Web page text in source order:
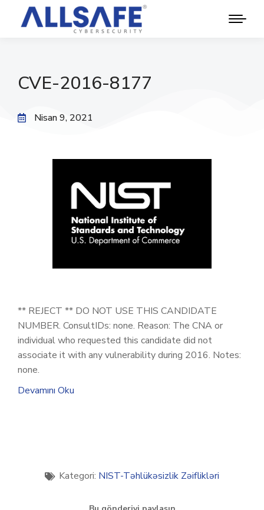
CVE-2016-8177
Nisan 9, 2021
** REJECT ** DO NOT USE THIS CANDIDATE
NUMBER. ConsultIDs: none. Reason: The CNA or
individual who requested this candidate did not
associate it with any vulnerability during 2016. Notes:
none.
Devamını Oku
Kategori: NIST-Təhlükəsizlik Zəiflikləri